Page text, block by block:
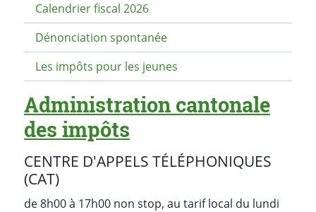
Calendrier fiscal 2026
Dénonciation spontanée
Les impôts pour les jeunes
Administration cantonale
des impôts
CENTRE D'APPELS TÉLÉPHONIQUES
(CAT)
de 8h00 à 17h00 non stop, au tarif local du lundi